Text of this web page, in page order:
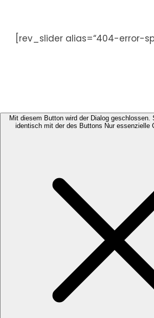
springen[rev_slider alias=“404-error-
Mit diesem Button wird der Dialog geschlossen.
identisch mit der des Buttons Nur essenzielle